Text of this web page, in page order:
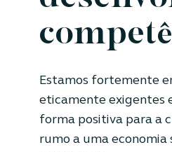
Estamos fortemente
eticamente exigentes
forma positiva para a
rumo a uma